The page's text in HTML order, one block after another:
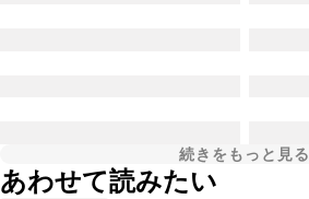
続きをもっと見る
あわせて読みたい